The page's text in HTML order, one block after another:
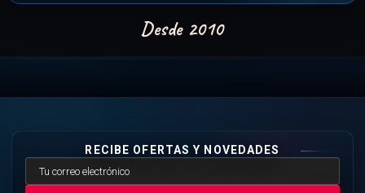
RECIBE OFERTAS Y NOVEDADES